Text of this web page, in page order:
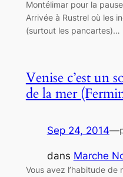
Montélimar pour la
Arrivée à Rustrel où les
(surtout les pancartes)…
Venise c’est un
de la mer
Sep 24, 2014—
dans Marche
Vous avez l’habitude